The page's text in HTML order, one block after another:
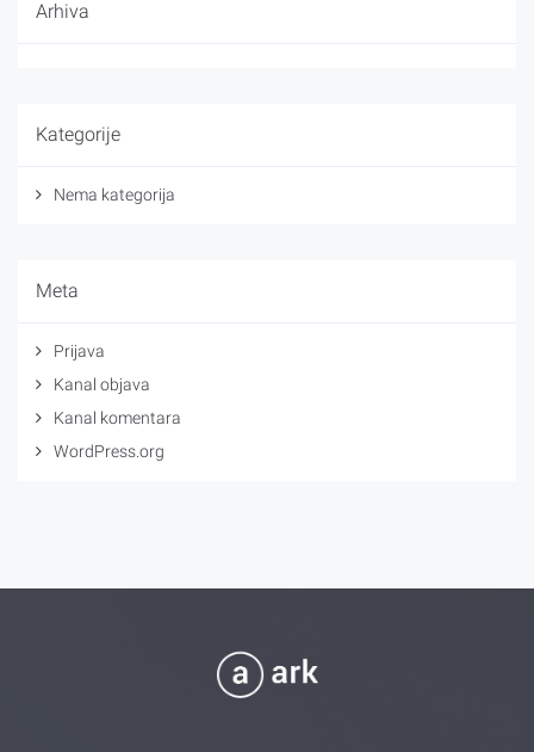
Arhiva
Kategorije
Nema kategorija
Meta
Prijava
Kanal objava
Kanal komentara
WordPress.org